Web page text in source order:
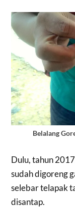
Belalang
Dulu, tahun
sudah digoreng
selebar telapak
disantap.